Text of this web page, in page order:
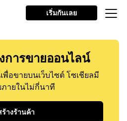
เริ่มกันเลย
ารขายออนไลน์
พื่อขายบนเว็บไซต์ โซเชียลมี
ายในไม่กี่นาที
ร้างร้านค้า